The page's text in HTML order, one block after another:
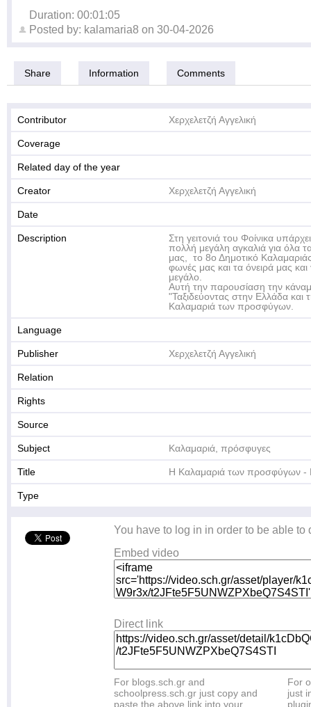
Duration: 00:01:05
Posted by: kalamaria8 on 30-04-2026
Share Information Comments
Contributor Χερχελετζή Αγγελική
Coverage
Related day of the year
Creator Χερχελετζή Αγγελική
Date
Description
Στη γειτονιά του Φοίνικα
πολλή μεγάλη αγκαλιά για όλα
μας, το 8ο Δημοτικό
φωνές μας και τα όνειρά μας και
μεγάλο.
Αυτή την παρουσίαση την
"Ταξιδεύοντας στην Ελλάδα
Καλαμαριά των προσφύγων.
Language
Publisher Χερχελετζή Αγγελική
Relation
Rights
Source
Subject Καλαμαριά, πρόσφυγες
Title Η Καλαμαριά των προσφύγων -
Type
You have to log in in order to be able to
Embed video
Direct link
For blogs.sch.gr and
schoolpress.sch.gr just copy and
paste the above link into your
For
just